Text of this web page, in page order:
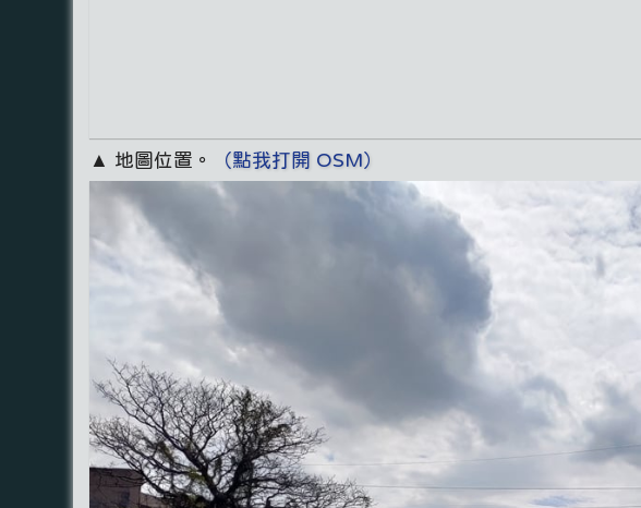
▲ 地圖位置。 （點我打開 OSM）